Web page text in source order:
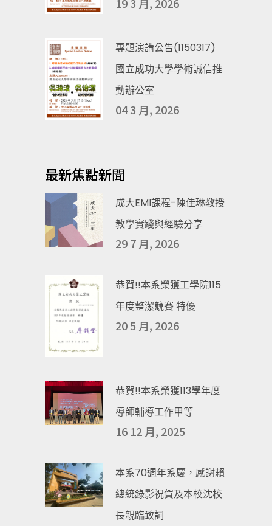
專題演講公告(1150317)
國立成功大學學術誠信推
動辦公室
04 3 月, 2026
最新焦點新聞
成大EMI課程-陳佳琳教授
教學實踐與經驗分享
29 7 月, 2026
恭賀!!本系榮獲工學院115
年度整潔競賽 特優
20 5 月, 2026
恭賀!!本系榮獲113學年度
導師輔導工作甲等
16 12 月, 2025
本系70週年系慶，感謝賴
總統錄影祝賀及本校沈校
長親臨致詞